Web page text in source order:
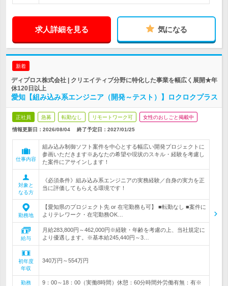
求人詳細を見る 気になる
新着
ディプロス株式会社 | クリエイティブ分野に特化した事業を幅広く展開★年
休120日以上
愛知【組み込み系エンジニア（開発～テスト）】ロクロクプラス
正社員 急募 転勤なし リモートワーク可 女性のおしごと掲載中
情報更新日：2026/08/04 終了予定日： 2027/01/25
仕事内容
組み込み制御ソフト案件を中心とする幅広い開発プロジェクトに
参画いただきます※あなたの希望や現状のスキル・経験を考慮し
た案件にアサインします！
対象と
なる方
《必須条件》組み込み系エンジニアの実務経験／自身の実力を正
当に評価してもらえる環境です！
勤務地
【愛知県のプロジェクト先 or 在宅勤務も可】 ■転勤なし ■案件に
よりテレワーク・在宅勤務OK…
給与
月給283,800円～462,000円※経験・年齢を考慮の上、当社規定に
より優遇します。※基本給245,440円～3…
初年度
年収
340万円～554万円
勤務
9：00～18：00（実働8時間）休憩：60分時間外労働有無：有※